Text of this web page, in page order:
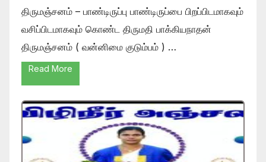
திருமஞ்சனம் – பாண்டிருப்பு பாண்டிருப்பை பிறப்பிடமாகவும்
வசிப்பிடமாகவும் கொண்ட திருமதி பாக்கியநாதன்
திருமஞ்சனம் ( வன்னிமை குடும்பம் ) …
Read More